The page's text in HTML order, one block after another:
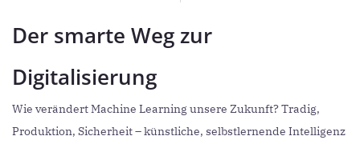
Der smarte Weg zur
Digitalisierung
Wie verändert Machine Learning unsere Zukunft? Tradig,
Produktion, Sicherheit – künstliche, selbstlernende Intelligenz